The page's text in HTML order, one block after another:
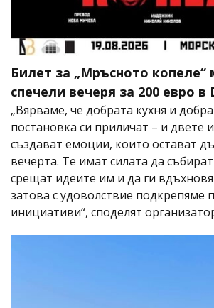
Билет за „Мръсното
спечели вечеря за 200 евро в
„Вярваме, че добрата кухня и
постановка си приличат – и двете
създават емоции, които остават
вечерта. Те имат силата да
срещат идеите им и да ги
затова с удоволствие подкрепяме
инициативи“, споделят